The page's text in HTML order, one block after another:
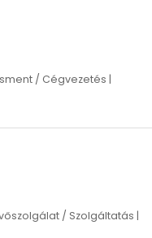
/ Cégvezetés |
/ Szolgáltatás |